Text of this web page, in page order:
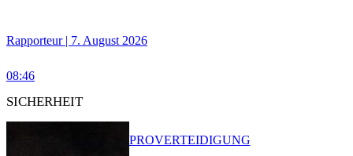
Rapporteur | 7. August 2026
08:46
SICHERHEIT
PROVERTEIDIGUNG